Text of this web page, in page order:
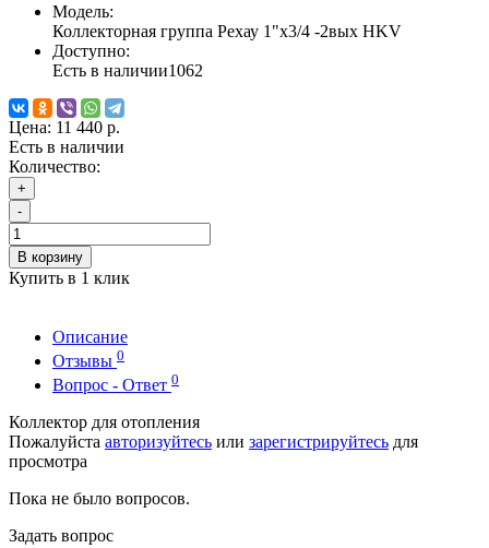
Модель:
Коллекторная группа Рехау 1"х3/4 -2вых HKV
Доступно:
Есть в наличии1062
Цена: 11 440 р.
Есть в наличии
Количество:
+
-
В корзину
Купить в 1 клик
Описание
Отзывы 0
Вопрос - Ответ 0
Коллектор для отопления
Пожалуйста авторизуйтесь или зарегистрируйтесь для
просмотра
Пока не было вопросов.
Задать вопрос